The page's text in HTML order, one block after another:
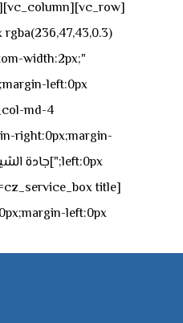
width:2px;"
left:0px;"]
right:0px;margin-